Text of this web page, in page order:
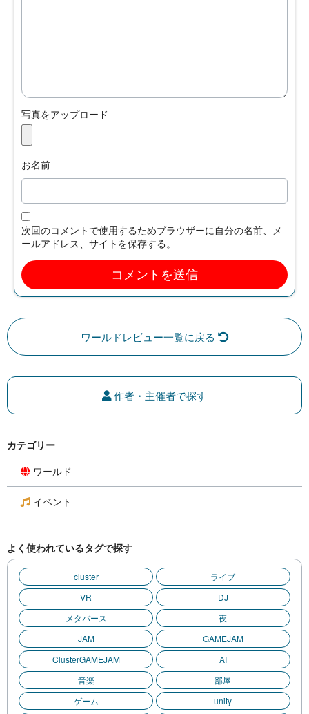
写真をアップロード
お名前
次回のコメントで使用するためブラウザーに自分の名前、メ
ールアドレス、サイトを保存する。
ワールドレビュー一覧に戻る
作者・主催者で探す
カテゴリー
ワールド
イベント
よく使われているタグで探す
cluster
ライブ
VR
DJ
メタバース
夜
JAM
GAMEJAM
ClusterGAMEJAM
AI
音楽
部屋
ゲーム
unity